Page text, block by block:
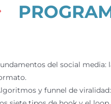
del social media:
y funnel de